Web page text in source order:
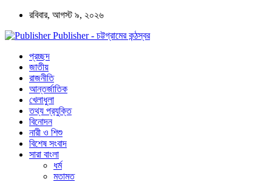
রবিবার, আগস্ট ৯, ২০২৬
Publisher - চট্টগ্রামের কন্ঠস্বর
প্রচ্ছদ
জাতীয়
রাজনীতি
আন্তর্জাতিক
খেলাধুলা
তথ্য প্রযুক্তি
বিনোদন
নারী ও শিশু
বিশেষ সংবাদ
সারা বাংলা
ধর্ম
মতামত